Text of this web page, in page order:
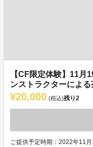
【CF限定体験】11
ンストラクターによ
¥20,000 (税込)残り2
ご提供予定時期：2022年11